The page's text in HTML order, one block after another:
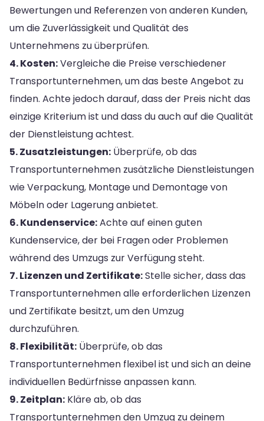
Bewertungen und Referenzen von anderen Kunden,
um die Zuverlässigkeit und Qualität des
Unternehmens zu überprüfen.
4. Kosten:Vergleiche die Preise verschiedener
Transportunternehmen, um das beste Angebot zu
finden. Achte jedoch darauf, dass der Preis nicht das
einzige Kriterium ist und dass du auch auf die Qualität
der Dienstleistung achtest.
5. Zusatzleistungen: Überprüfe, ob das
Transportunternehmen zusätzliche Dienstleistungen
wie Verpackung, Montage und Demontage von
Möbeln oder Lagerung anbietet.
6. Kundenservice:Achte auf einen guten
Kundenservice, der bei Fragen oder Problemen
während des Umzugs zur Verfügung steht.
7. Lizenzen und Zertifikate:Stelle sicher, dass das
Transportunternehmen alle erforderlichen Lizenzen
und Zertifikate besitzt, um den Umzug
durchzuführen.
8. Flexibilität: Überprüfe, ob das
Transportunternehmen flexibel ist und sich an deine
individuellen Bedürfnisse anpassen kann.
9. Zeitplan: Kläre ab, ob das
Transportunternehmen den Umzug zu deinem